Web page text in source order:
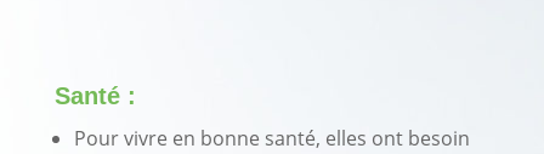
Santé :
Pour vivre en bonne santé, elles ont besoin